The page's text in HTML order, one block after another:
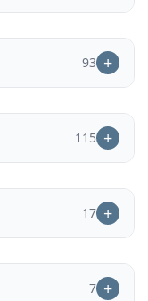
93
115
17
7